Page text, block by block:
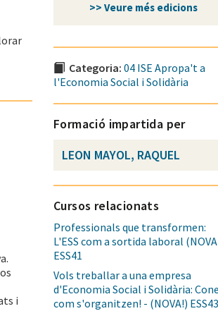
i
>> Veure més edicions
Categoria: 04 ISE Apropa't a
l'Economia Social i Solidària
Formació impartida per
LEON MAYOL, RAQUEL
Cursos relacionats
Professionals que transformen:
L'ESS com a sortida laboral
ESS41
Vols treballar a una empresa
d'Economia Social i Solidària:
com s'organitzen! - (NOVA!) ESS43